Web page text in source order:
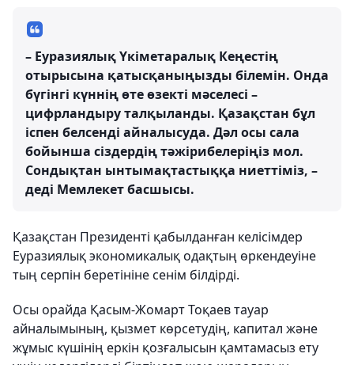
– Еуразиялық Үкіметаралық Кеңестің
отырысына қатысқаныңызды білемін. Онда
бүгінгі күннің өте өзекті мәселесі –
цифрландыру талқыланды. Қазақстан бұл
іспен белсенді айналысуда. Дәл осы сала
бойынша сіздердің тәжірибелеріңіз мол.
Сондықтан ынтымақтастыққа ниеттіміз, –
деді Мемлекет басшысы.
Қазақстан Президенті қабылданған келісімдер
Еуразиялық экономикалық одақтың өркендеуіне
тың серпін беретініне сенім білдірді.
Осы орайда Қасым-Жомарт Тоқаев тауар
айналымының, қызмет көрсетудің, капитал және
жұмыс күшінің еркін қозғалысын қамтамасыз ету